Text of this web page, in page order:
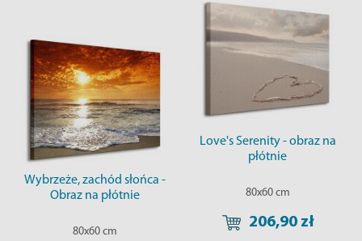
Love's Serenity - obraz na
płótnie
80x60 cm
206,90 zł
Wybrzeże, zachód słońca -
Obraz na płótnie
80x60 cm